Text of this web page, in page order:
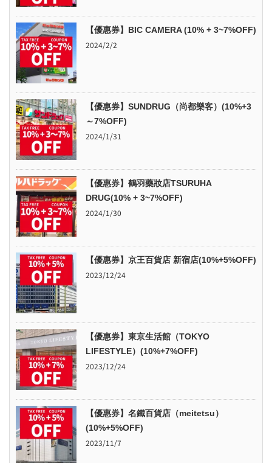
【優惠券】BIC CAMERA (10% + 3~7%OFF)
2024/2/2
【優惠券】SUNDRUG（尚都樂客）(10%+3
～7%OFF)
2024/1/31
【優惠券】鶴羽藥妝店TSURUHA
DRUG(10% + 3~7%OFF)
2024/1/30
【優惠券】京王百貨店 新宿店(10%+5%OFF)
2023/12/24
【優惠券】東京生活館（TOKYO
LIFESTYLE）(10%+7%OFF)
2023/12/24
【優惠券】名鐵百貨店（meitetsu）
(10%+5%OFF)
2023/11/7